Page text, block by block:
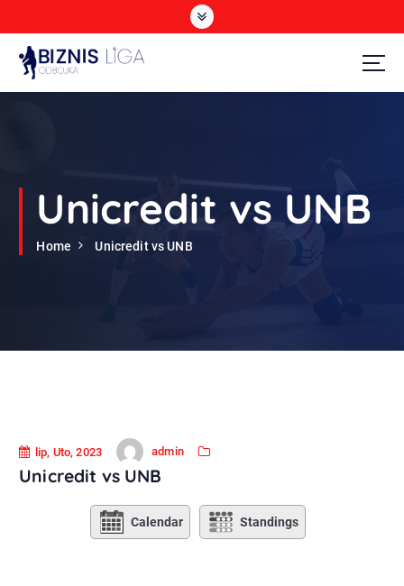
Odbojka
Unicredit vs UNB
Home Unicredit vs UNB
lip, Uto, 2023 admin
Unicredit vs UNB
Calendar Standings